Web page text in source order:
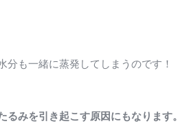
も一緒に蒸発してしまうのです！
みを引き起こす原因にもなります。